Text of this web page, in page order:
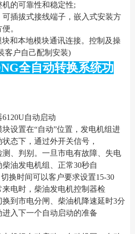
的可靠性和稳定性;
可插拔式接线端子，嵌入式安装方
。
块和本地模块通讯连接。控制及操
客户自己配制安装)
全自动转换系统功
自动启动
设置在“自动”位置，发电机组进
态下，通过外开关信号，
、判别。一旦市电有故障、失电
油发电机组、正常30秒自
换时间可以客户要求设置15-30
电时，柴油发电机控制器检
到市电分闸、柴油机降速延时3分
入下一个自动启动的准备